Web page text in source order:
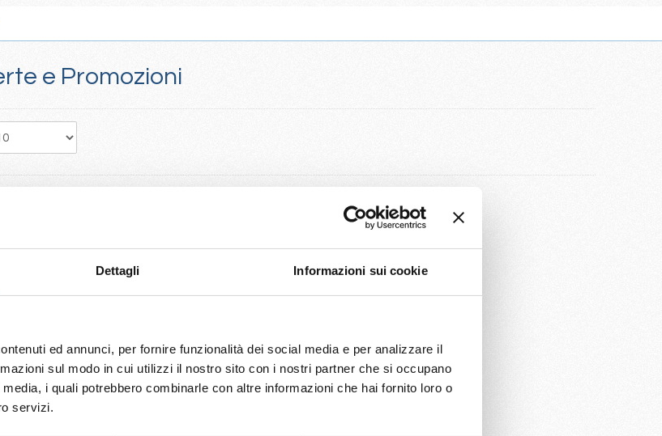
Dettagli Informazioni sui cookie
ed annunci, per fornire funzionalità dei social media e per analizzare il
sul modo in cui utilizzi il nostro sito con i nostri partner che si occupano
i quali potrebbero combinarle con altre informazioni che hai fornito loro o
servizi.
e Promozioni
vantaggi economici con la scelta della migliore disponibilità
con Costa Deliziosa.
Seaview...per un 2025 ricco di novità.
la prenotazione con 50€ a persona...
Malta
Spagna...
Milano incluse